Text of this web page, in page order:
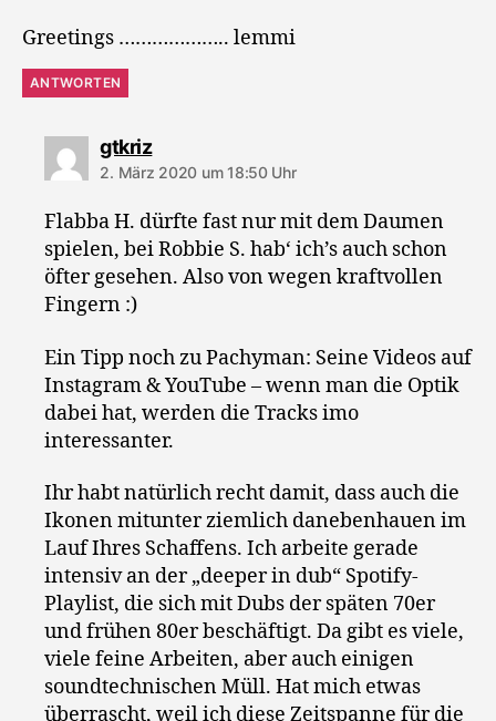
Greetings ……………….. lemmi
ANTWORTEN
gtkrizsagt:
2. März 2020 um 18:50 Uhr
Flabba H. dürfte fast nur mit dem Daumen
spielen, bei Robbie S. hab‘ ich’s auch schon
öfter gesehen. Also von wegen kraftvollen
Fingern :)
Ein Tipp noch zu Pachyman: Seine Videos auf
Instagram & YouTube – wenn man die Optik
dabei hat, werden die Tracks imo
interessanter.
Ihr habt natürlich recht damit, dass auch die
Ikonen mitunter ziemlich danebenhauen im
Lauf Ihres Schaffens. Ich arbeite gerade
intensiv an der „deeper in dub“ Spotify-
Playlist, die sich mit Dubs der späten 70er
und frühen 80er beschäftigt. Da gibt es viele,
viele feine Arbeiten, aber auch einigen
soundtechnischen Müll. Hat mich etwas
überrascht, weil ich diese Zeitspanne für die